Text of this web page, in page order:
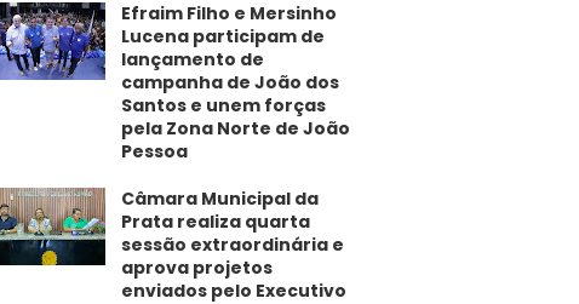
Efraim Filho e Mersinho
Lucena participam de
lançamento de
campanha de João dos
Santos e unem forças
pela Zona Norte de João
Pessoa
Câmara Municipal da
Prata realiza quarta
sessão extraordinária e
aprova projetos
enviados pelo Executivo